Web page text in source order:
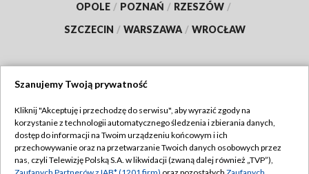
OPOLE / POZNAŃ / RZESZÓW /
SZCZECIN / WARSZAWA / WROCŁAW
TVP
Abonament TVP
Emisja w TVP
Regulamin TVP
Szanujemy Twoją prywatność
Kliknij "Akceptuję i przechodzę do serwisu", aby wyrazić zgody na
korzystanie z technologii automatycznego śledzenia i zbierania danych,
dostęp do informacji na Twoim urządzeniu końcowym i ich
przechowywanie oraz na przetwarzanie Twoich danych osobowych przez
nas, czyli Telewizję Polską S.A. w likwidacji (zwaną dalej również „TVP”),